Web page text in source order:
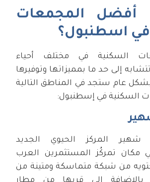
أفضل المجمعات
في اسطنبول؟
السكنية في مختلف أحياء
إلى حد ما بمميزاتها وتوفيرها
عام ستجد في المناطق التالية
السكنية في إسطنبول:
شهير المركز الحيوي الجديد
مكان تمركُز المستثمرين العرب
من شبكة متماسكة ومتينة من